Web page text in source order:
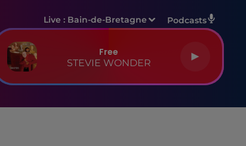
Live : Bain-de-Bretagne Podcasts
Free
STEVIE WONDER